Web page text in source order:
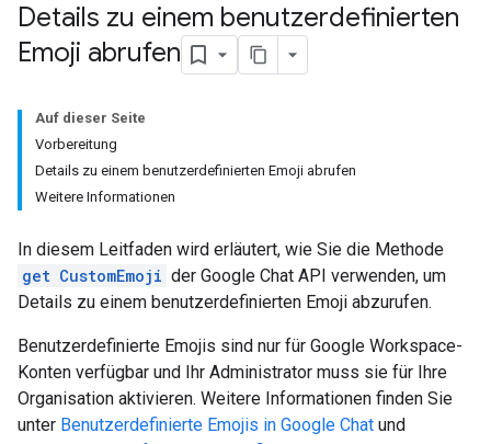
Details zu einem benutzerdefinierten
Emoji abrufen
Auf dieser Seite
Vorbereitung
Details zu einem benutzerdefinierten Emoji abrufen
Weitere Informationen
In diesem Leitfaden wird erläutert, wie Sie die Methode
get CustomEmoji der Google Chat API verwenden, um
Details zu einem benutzerdefinierten Emoji abzurufen.
Benutzerdefinierte Emojis sind nur für Google Workspace-
Konten verfügbar und Ihr Administrator muss sie für Ihre
Organisation aktivieren. Weitere Informationen finden Sie
unter Benutzerdefinierte Emojis in Google Chat und